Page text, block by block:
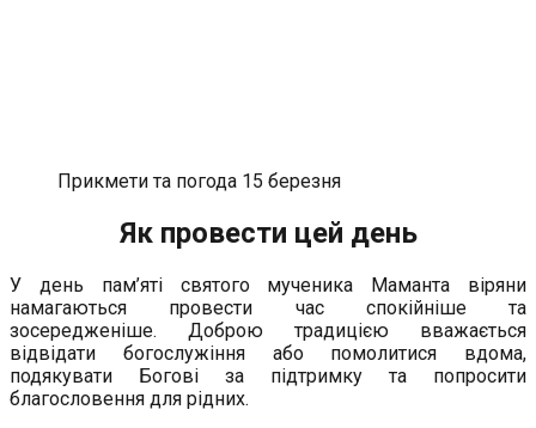
Прикмети та погода 15 березня
Як провести цей день
У день пам’яті святого мученика Маманта віряни
намагаються провести час спокійніше та
зосередженіше. Доброю традицією вважається
відвідати богослужіння або помолитися вдома,
подякувати Богові за підтримку та попросити
благословення для рідних.